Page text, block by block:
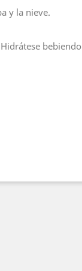
y la nieve.
bebiendo